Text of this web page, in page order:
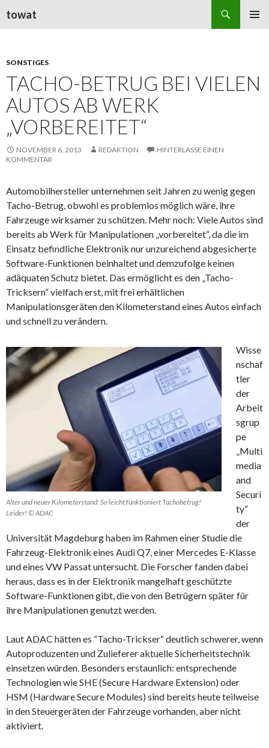
towat
SONSTIGES
TACHO-BETRUG BEI VIELEN
AUTOS AB WERK
„VORBEREITET“
NOVEMBER 6, 2013 REDAKTION
HINTERLASSE EINEN
KOMMENTAR
Automobilhersteller unternehmen seit Jahren zu wenig gegen
Tacho-Betrug, obwohl es problemlos möglich wäre, ihre
Fahrzeuge wirksamer zu schützen. Mehr noch: Viele Autos sind
bereits ab Werk für Manipulationen „vorbereitet“, da die im
Einsatz befindliche Elektronik nur unzureichend abgesicherte
Software-Funktionen beinhaltet und demzufolge keinen
adäquaten Schutz bietet. Das ermöglicht es den „Tacho-
Tricksern“ vielfach erst, mit frei erhältlichen
Manipulationsgeräten den Kilometerstand eines Autos einfach
und schnell zu verändern.
Alter und neuer Kilometerstand: So leicht funktioniert Tachobetrug!
Leider! © ADAC
Wisse
nschaf
tler
der
Arbeit
sgrup
pe
„Multi
media
and
Securi
ty“
der
Universität Magdeburg haben im Rahmen einer Studie die
Fahrzeug-Elektronik eines Audi Q7, einer Mercedes E-Klasse
und eines VW Passat untersucht. Die Forscher fanden dabei
heraus, dass es in der Elektronik mangelhaft geschützte
Software-Funktionen gibt, die von den Betrügern später für
ihre Manipulationen genutzt werden.
Laut ADAC hätten es “Tacho-Trickser“ deutlich schwerer, wenn
Autoproduzenten und Zulieferer aktuelle Sicherheitstechnik
einsetzen würden. Besonders erstaunlich: entsprechende
Technologien wie SHE (Secure Hardware Extension) oder
HSM (Hardware Secure Modules) sind bereits heute teilweise
in den Steuergeräten der Fahrzeuge vorhanden, aber nicht
aktiviert.